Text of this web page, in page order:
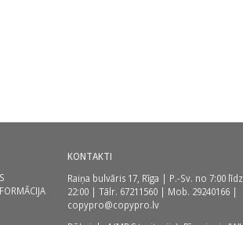
KONTAKTI
Raiņa bulvāris 17, Rīga | P.-Sv. no 7:00 līdz
22:00 | Tālr. 67211560 | Mob. 29240166 |
copypro@copypro.lv